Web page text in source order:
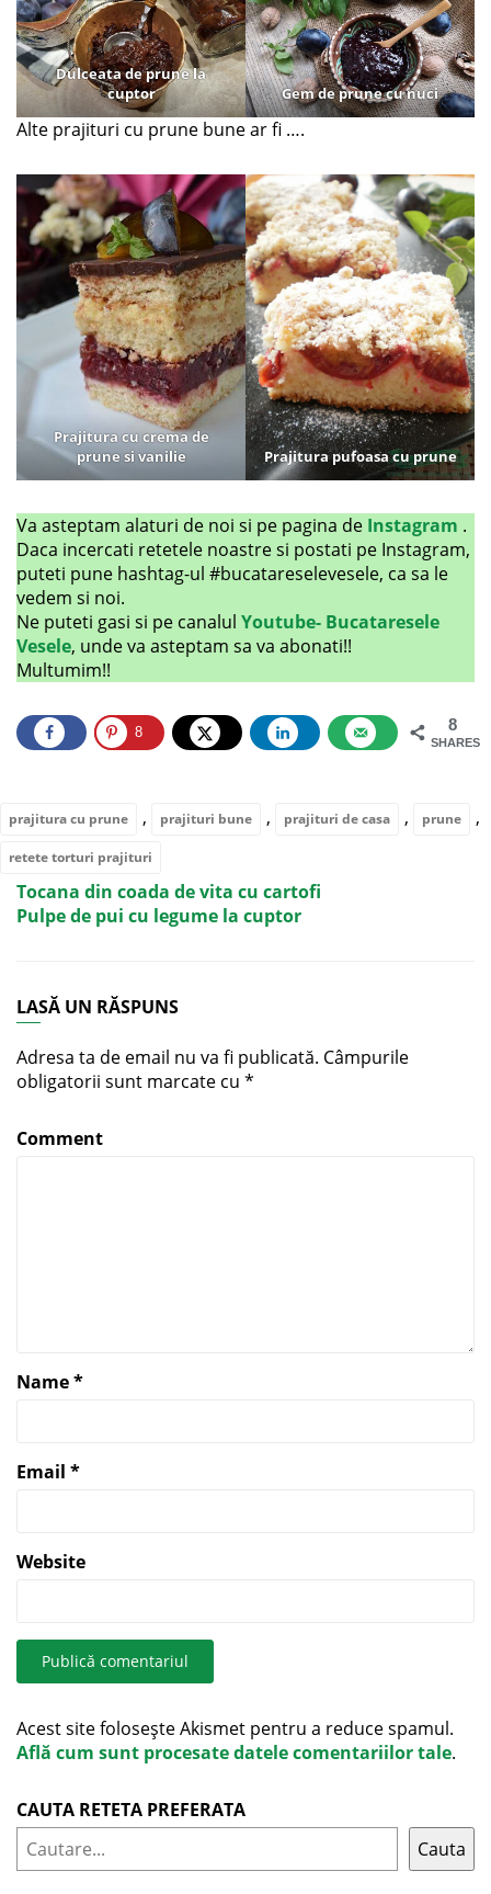
Dulceata de prune la
cuptor
Gem de prune cu nuci
Alte prajituri cu prune bune ar fi ….
Prajitura cu crema de
prune si vanilie
Prajitura pufoasa cu prune
Va asteptam alaturi de noi si pe pagina de Instagram .
Daca incercati retetele noastre si postati pe Instagram,
puteti pune hashtag-ul #bucatareselevesele, ca sa le
vedem si noi.
Ne puteti gasi si pe canalul Youtube- Bucataresele
Vesele, unde va asteptam sa va abonati!!
Multumim!!
8
SHARES
8
prajitura cu prune , prajituri bune , prajituri de casa , prune ,
retete torturi prajituri
Tocana din coada de vita cu cartofi
Pulpe de pui cu legume la cuptor
LASĂ UN RĂSPUNS
Adresa ta de email nu va fi publicată. Câmpurile
obligatorii sunt marcate cu *
Comment
Name*
Email *
Website
Acest site folosește Akismet pentru a reduce spamul.
Află cum sunt procesate datele comentariilor tale.
CAUTA RETETA PREFERATA
Cauta